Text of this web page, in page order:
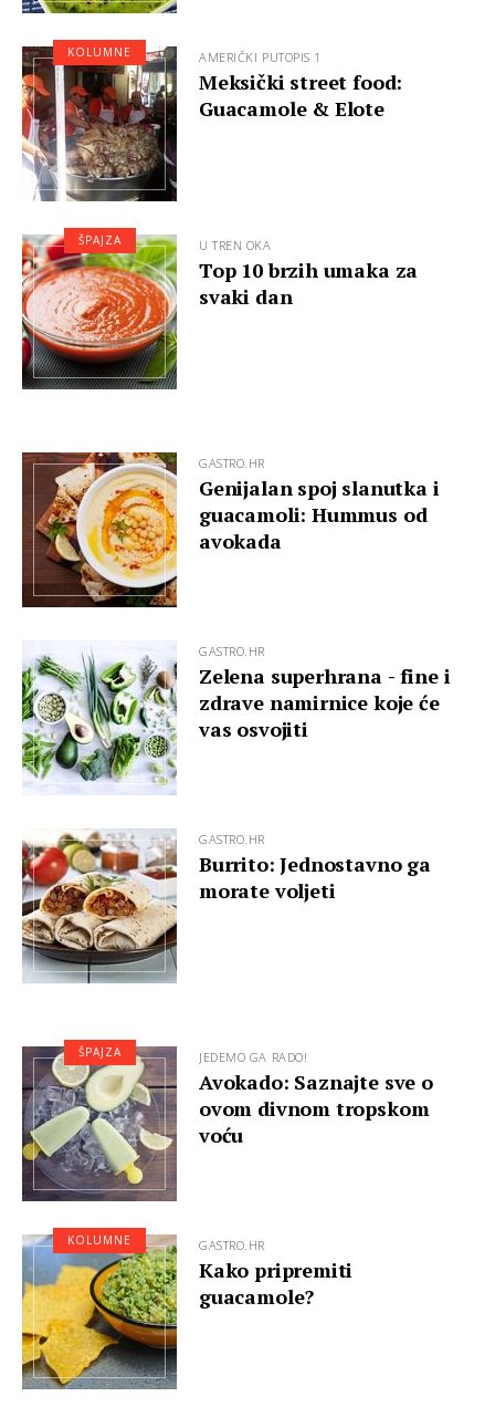
AMERIČKI PUTOPIS 1
Meksički street food:
Guacamole & Elote
KOLUMNE
U TREN OKA
Top 10 brzih umaka za
svaki dan
ŠPAJZA
GASTRO.HR
Genijalan spoj slanutka i
guacamoli: Hummus od
avokada
GASTRO.HR
Zelena superhrana - fine i
zdrave namirnice koje će
vas osvojiti
GASTRO.HR
Burrito: Jednostavno ga
morate voljeti
JEDEMO GA RADO!
Avokado: Saznajte sve o
ovom divnom tropskom
voću
ŠPAJZA
GASTRO.HR
Kako pripremiti
guacamole?
KOLUMNE